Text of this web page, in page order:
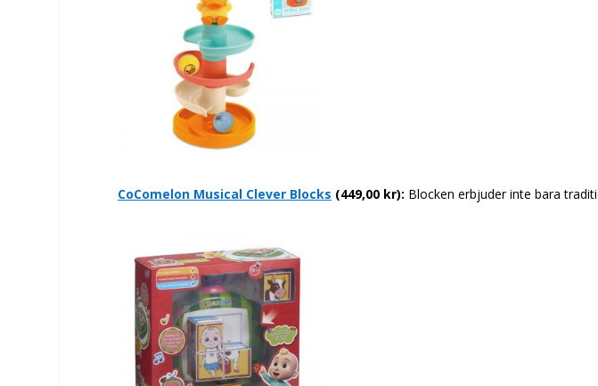
CoComelon Musical Clever Blocks (449,00 kr): Blocken erbjuder inte bara